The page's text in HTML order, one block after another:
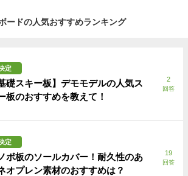
ードの人気おすすめランキング
定
基礎スキー板】デモモデルの人気ス
板のおすすめを教えて！
2
回答
定
ボ板のソールカバー！耐久性のあ
オプレン素材のおすすめは？
19
回答